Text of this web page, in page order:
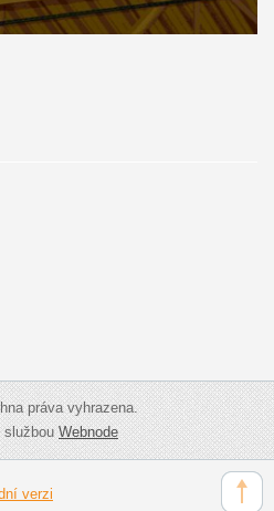
práva vyhrazena.
službouWebnode
verzi